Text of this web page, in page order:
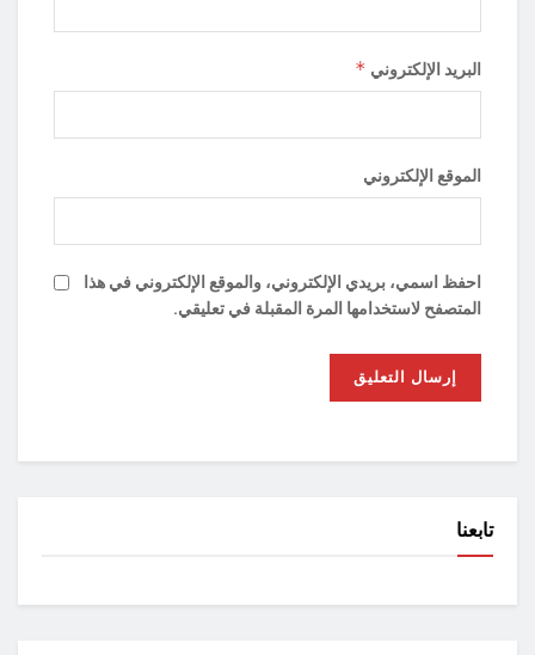
البريد الإلكتروني *
الموقع الإلكتروني
احفظ اسمي، بريدي الإلكتروني، والموقع الإلكتروني في هذا
المتصفح لاستخدامها المرة المقبلة في تعليقي.
تابعنا